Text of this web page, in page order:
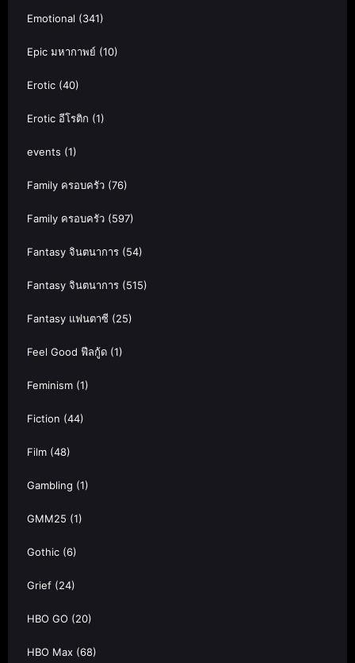
Emotional (341)
Epic มหากาพย์ (10)
Erotic (40)
Erotic อีโรติก (1)
events (1)
Family ครอบครัว (76)
Family ครอบครัว (597)
Fantasy จินตนาการ (54)
Fantasy จินตนาการ (515)
Fantasy แฟนตาซี (25)
Feel Good ฟีลกู้ด (1)
Feminism (1)
Fiction (44)
Film (48)
Gambling (1)
GMM25 (1)
Gothic (6)
Grief (24)
HBO GO (20)
HBO Max (68)